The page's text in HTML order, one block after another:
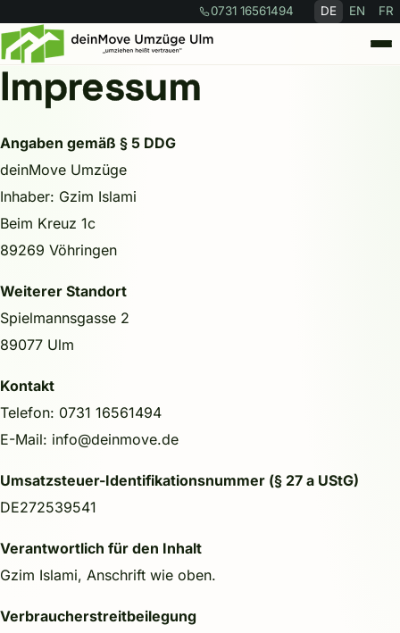
0731 16561494 DE EN FR
Leistungen
Umzugsrechner
Über uns
FAQ
Kontakt
☎ 0731 16561494
Impressum
Angaben gemäß § 5 DDG
deinMove Umzüge
Inhaber: Gzim Islami
Beim Kreuz 1c
89269 Vöhringen
Weiterer Standort
Spielmannsgasse 2
89077 Ulm
Kontakt
Telefon: 0731 16561494
E-Mail: info@deinmove.de
Umsatzsteuer-Identifikationsnummer (§ 27 a UStG)
DE272539541
Verantwortlich für den Inhalt
Gzim Islami, Anschrift wie oben.
Verbraucherstreitbeilegung